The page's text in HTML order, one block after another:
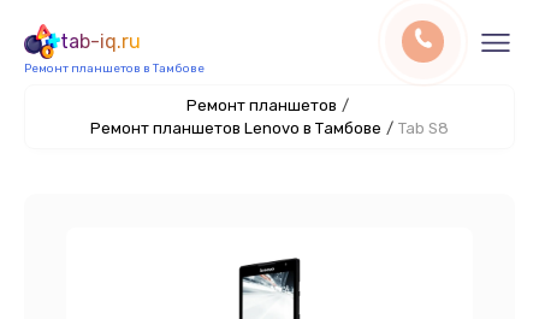
tab-iq.ru
Ремонт планшетов в Тамбове
Ремонт планшетов /
Ремонт планшетов Lenovo в Тамбове / Tab S8